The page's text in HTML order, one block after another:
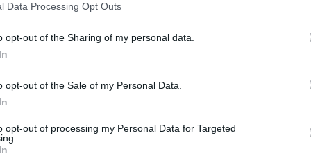
Data Processing Opt Outs
opt-out of the Sharing of my personal data.
opt-out of the Sale of my Personal Data.
opt-out of processing my Personal Data for Targeted
για ακρόαση στον ΑΝΤ1 σχετικά με
κινήθηκε λαμβάνοντας υπ’ όψιν
με την ποιότητα του προγράμματος.
Τρίτη 22 Μαΐου και ώρα 10.00.
ο σταθμός θα βρεθεί αντιμέτωπος με
σήμανσης και ώρας μετάδοσης.